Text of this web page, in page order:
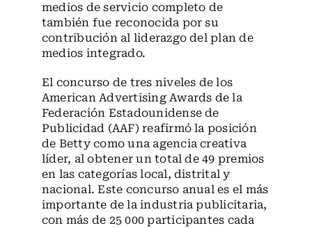
medios de servicio completo de
también fue reconocida por su
contribución al liderazgo del plan de
medios integrado.
El concurso de tres niveles de los
American Advertising Awards de la
Federación Estadounidense de
Publicidad (AAF) reafirmó la posición
de Betty como una agencia creativa
líder, al obtener un total de 49 premios
en las categorías local, distrital y
nacional. Este concurso anual es el más
importante de la industria publicitaria,
con más de 25 000 participantes cada